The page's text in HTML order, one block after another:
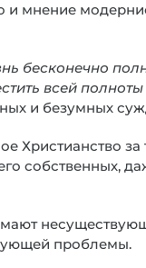
мнение
бесконечно
всей
и безумных
Христианство за
собственных,
проблемы.